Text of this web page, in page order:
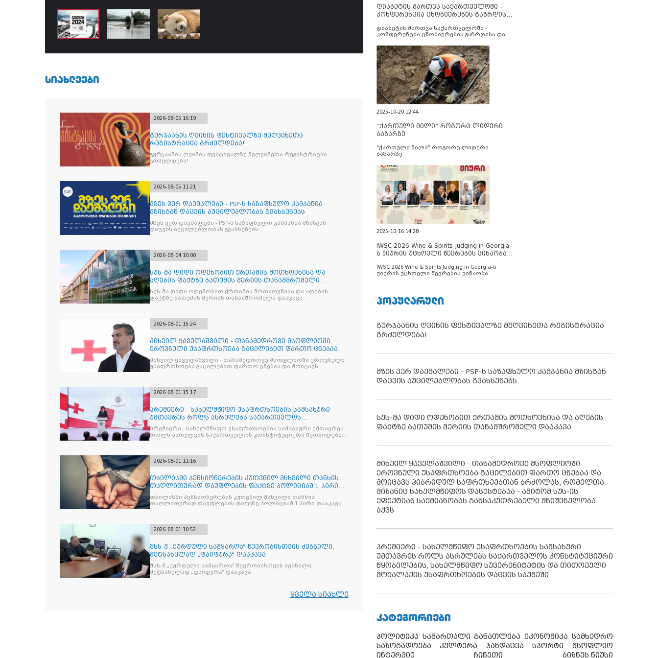
ᲡᲘᲐᲮᲚᲔᲔᲑᲘ
2026-08-05 16:19
გურჯაანის ღვინის ფესტივალზე მეღვინეთა
რეგისტრაცია გრძელდება!
გურჯაანის ღვინის ფესტივალზე მეღვინეთა რეგისტრაცია
გრძელდება!
2026-08-05 11:21
მზეს ვერ დაემალები - PSP-ს საზაფხულო კამპანია
მზისგან დაცვის აუცილებლობას გვახსენებს
მზეს ვერ დაემალები - PSP-ს საზაფხულო კამპანია მზისგან
დაცვის აუცილებლობას გვახსენებს
2026-08-04 10:00
სუს-მა დიდი ოდენობით ქრთამის მოთხოვნისა და
აღების ფაქტზე ბათუმის მერიის თანამშრომელი
დააკავა
სუს-მა დიდი ოდენობით ქრთამის მოთხოვნისა და აღების
ფაქტზე ბათუმის მერიის თანამშრომელი დააკავა
2026-08-01 15:24
მიხეილ ყაველაშვილი - თანამედროვე მსოფლიოში
ეროვნული უსაფრთხოება გაცილებით ფართო ცნებაა
და მოიცავს ჰი
მიხეილ ყაველაშვილი - თანამედროვე მსოფლიოში ეროვნული
უსაფრთხოება გაცილებით ფართო ცნებაა და მოიცავს
საქმიანობას განსაკუთრებული მნიშვნელობა აქვს
2026-08-01 15:17
პრემიერი - სახელმწიფო უსაფრთხოების სამსახური
უმთავრეს როლს ასრულებს საქართველოს
კონსტიტუციური წყობილ
პრემიერი - სახელმწიფო უსაფრთხოების სამსახური უმთავრეს
როლს ასრულებს საქართველოს კონსტიტუციური წყობილების,
2026-08-01 11:16
თბილისში პენსიონერების კუთვნილ მსხვილი თანხის
თაღლითურად დაუფლების ფაქტზე პოლიციამ 1 პირი
დააკავა
თბილისში პენსიონერების კუთვნილ მსხვილი თანხის
თაღლითურად დაუფლების ფაქტზე პოლიციამ 1 პირი დააკავა
2026-08-01 10:52
შსს-მ „ქურდული სამყაროს“ წევრობისთვის ძებნილი,
მეტსახელად „ფაიფურა“ დააკავა
შსს-მ „ქურდული სამყაროს“ წევრობისთვის ძებნილი,
მეტსახელად „ფაიფურა“ დააკავა
ყველა სიახლე
დიაბეტის მართვა საქართველოში -
კონფერენცია ცნობიერების გაზრდისა
დიაბეტის მართვა საქართველოში -
კონფერენცია ცნობიერების გაზრდისა და
2025-10-20 12:44
“ქართული მილი” როგორც ლიდერი
ბაზარზე
“ქართული მილი” როგორც ლიდერი
ბაზარზე
2025-10-16 14:28
IWSC 2026 Wine & Spirits Judging in Georgia-
ს ჟიურის უცხოელი წევრების ვინაობა
IWSC 2026 Wine & Spirits Judging in Georgia-ს
ჟიურის უცხოელი წევრების ვინაობა
ᲞᲝᲞᲣᲚᲐᲠᲣᲚᲘ
გურჯაანის ღვინის ფესტივალზე მეღვინეთა რეგისტრაცია
გრძელდება!
მზეს ვერ დაემალები - PSP-ს საზაფხულო კამპანია მზისგან
დაცვის აუცილებლობას გვახსენებს
სუს-მა დიდი ოდენობით ქრთამის მოთხოვნისა და აღების
ფაქტზე ბათუმის მერიის თანამშრომელი დააკავა
მიხეილ ყაველაშვილი - თანამედროვე მსოფლიოში
ეროვნული უსაფრთხოება გაცილებით ფართო ცნებაა და
მოიცავს ჰიბრიდულ საფრთხეებთან ბრძოლას, რომელთა
მიზანიც სახელმწიფოს დასუსტებაა - ამიტომ სუს-ის
ეფექტიან საქმიანობას განსაკუთრებული მნიშვნელობა
აქვს
პრემიერი - სახელმწიფო უსაფრთხოების სამსახური
უმთავრეს როლს ასრულებს საქართველოს კონსტიტუციური
წყობილების, სახელმწიფო სუვერენიტეტის და თითოეული
მოქალაქის უსაფრთხოების დაცვის საქმეში
ᲙᲐᲢᲔᲒᲝᲠᲘᲔᲑᲘ
პოლიტიკა სამართალი განათლება ეკონომიკა სამხედრო
საზოგადოება
კულტურა ჯანდაცვა სპორტი
მსოფლიო
ინტერვიუ
ჩინეთი ბიზნეს ნიუსი